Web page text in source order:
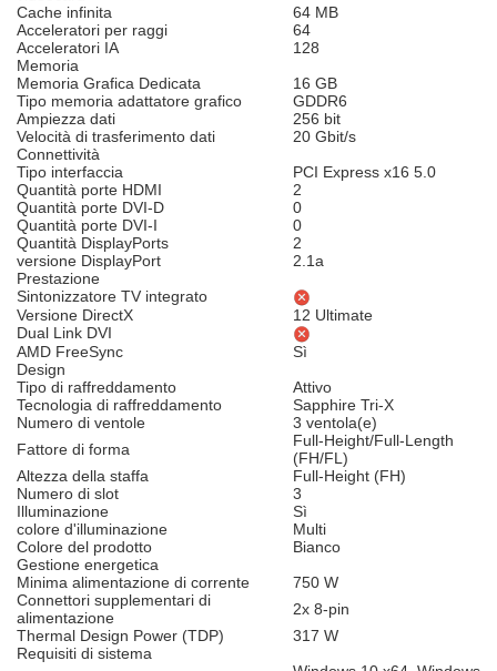
Cache infinita
64 MB
Acceleratori per raggi
64
Acceleratori IA
128
Memoria
Memoria Grafica Dedicata
16 GB
Tipo memoria adattatore grafico
GDDR6
Ampiezza dati
256 bit
Velocità di trasferimento dati
20 Gbit/s
Connettività
Tipo interfaccia
PCI Express x16 5.0
Quantità porte HDMI
2
Quantità porte DVI-D
0
Quantità porte DVI-I
0
Quantità DisplayPorts
2
versione DisplayPort
2.1a
Prestazione
Sintonizzatore TV integrato
Versione DirectX
12 Ultimate
Dual Link DVI
AMD FreeSync
Sì
Design
Tipo di raffreddamento
Attivo
Tecnologia di raffreddamento
Sapphire Tri-X
Numero di ventole
3 ventola(e)
Fattore di forma
Full-Height/Full-Length
(FH/FL)
Altezza della staffa
Full-Height (FH)
Numero di slot
3
Illuminazione
Sì
colore d'illuminazione
Multi
Colore del prodotto
Bianco
Gestione energetica
Minima alimentazione di corrente
750 W
Connettori supplementari di
alimentazione
2x 8-pin
Thermal Design Power (TDP)
317 W
Requisiti di sistema